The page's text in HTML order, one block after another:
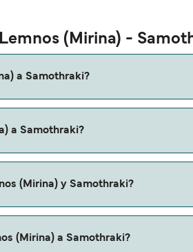
(Mirina) -
a Samothraki?
que verifiques online la
a Samothraki?
(Mirina) y Samothraki?
(Mirina) a Samothraki?